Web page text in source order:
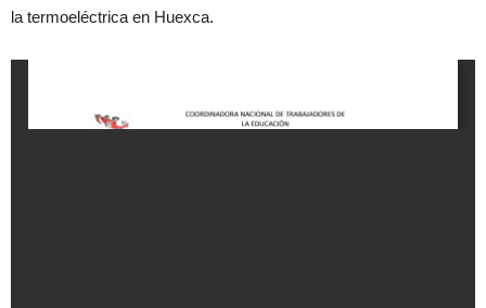
la termoeléctrica en Huexca.